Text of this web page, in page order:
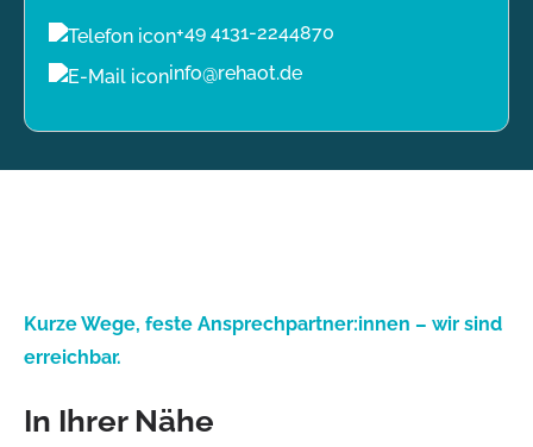
+49 4131-2244870
info@rehaot.de
Kurze Wege, feste Ansprechpartner:innen – wir sind
erreichbar.
In Ihrer Nähe